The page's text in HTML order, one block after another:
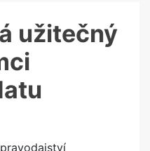
užitečný